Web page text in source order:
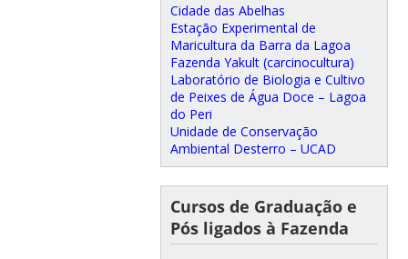
Cidade das Abelhas
Estação Experimental de
Maricultura da Barra da Lagoa
Fazenda Yakult (carcinocultura)
Laboratório de Biologia e Cultivo
de Peixes de Água Doce – Lagoa
do Peri
Unidade de Conservação
Ambiental Desterro – UCAD
Cursos de Graduação e
Pós ligados à Fazenda